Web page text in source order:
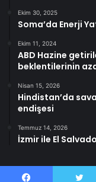
Ekim 30, 2025
Soma’da Enerji
Ekim 11, 2024
ABD Hazine
beklentilerinin
Nisan 15, 2026
Hindistan’da
endişesi
Temmuz 14, 2026
İzmir ile El